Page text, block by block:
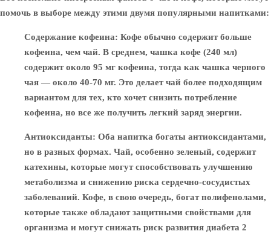
помочь в выборе между этими двумя популярными напитками:
Содержание кофеина: Кофе обычно содержит больше
кофеина, чем чай. В среднем, чашка кофе (240 мл)
содержит около 95 мг кофеина, тогда как чашка черного
чая — около 40-70 мг. Это делает чай более подходящим
вариантом для тех, кто хочет снизить потребление
кофеина, но все же получить легкий заряд энергии.
Антиоксиданты: Оба напитка богаты антиоксидантами,
но в разных формах. Чай, особенно зеленый, содержит
катехины, которые могут способствовать улучшению
метаболизма и снижению риска сердечно-сосудистых
заболеваний. Кофе, в свою очередь, богат полифенолами,
которые также обладают защитными свойствами для
организма и могут снижать риск развития диабета 2